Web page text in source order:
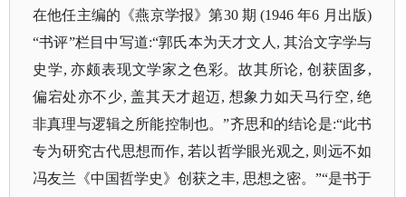
在他任主编的《燕京学报》第30 期 (1946 年6 月出版)
“书评”栏目中写道:“郭氏本为天才文人, 其治文字学与
史学, 亦颇表现文学家之色彩。故其所论, 创获固多,
偏宕处亦不少, 盖其天才超迈, 想象力如天马行空, 绝
非真理与逻辑之所能控制也。”齐思和的结论是:“此书
专为研究古代思想而作, 若以哲学眼光观之, 则远不如
冯友兰《中国哲学史》创获之丰, 思想之密。”“是书于